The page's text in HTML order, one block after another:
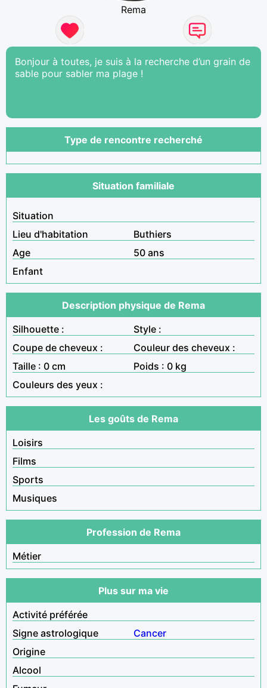
Rema
Bonjour à toutes, je suis à la recherche d’un grain de
sable pour sabler ma plage !
Type de rencontre recherché
Situation familiale
Situation
Lieu d'habitation
Buthiers
Age
50 ans
Enfant
Description physique de Rema
Silhouette :
Style :
Coupe de cheveux :
Couleur des cheveux :
Taille : 0 cm
Poids : 0 kg
Couleurs des yeux :
Les goûts de Rema
Loisirs
Films
Sports
Musiques
Profession de Rema
Métier
Plus sur ma vie
Activité préférée
Signe astrologique
Cancer
Origine
Alcool